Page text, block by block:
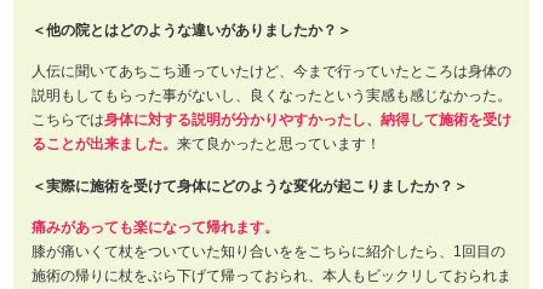
＜他の院とはどのような違いがありましたか？＞
人伝に聞いてあちこち通っていたけど、今まで行っていたところは身体の
説明もしてもらった事がないし、良くなったという実感も感じなかった。
こちらでは身体に対する説明が分かりやすかったし、納得して施術を受け
ることが出来ました。 来て良かったと思っています！
＜実際に施術を受けて身体にどのような変化が起こりましたか？＞
痛みがあっても楽になって帰れます。
膝が痛いくて杖をついていた知り合いををこちらに紹介したら、1回目の
施術の帰りに杖をぶら下げて帰っておられ、本人もビックリしておられま